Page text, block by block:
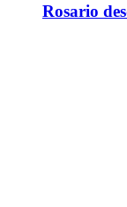
Rosario